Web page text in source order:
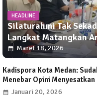
HEADLINE
Silaturahmi Tak
Langkat Matangkan
Maret 18, 2026
Kadispora Kota Medan:
Menebar Opini
Januari 20, 2026